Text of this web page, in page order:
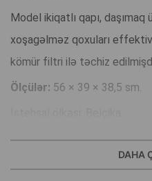
Model ikiqatlı qapı,
xoşagəlməz qoxuları
kömür filtri ilə təchiz
Ölçülər: 56 × 39 × 38,5 sm.
DAHA